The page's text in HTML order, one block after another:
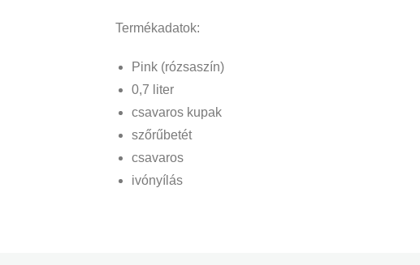
Termékadatok:
Pink (rózsaszín)
0,7 liter
csavaros kupak
szőrűbetét
csavaros
ivónyílás